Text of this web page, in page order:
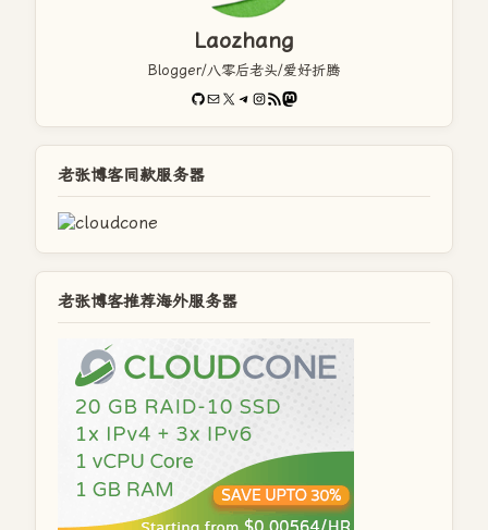
Laozhang
Blogger/八零后老头/爱好折腾
GitHub
电子邮件X Telegram
Instagram
RSS FeedMastodon
老张博客同款服务器
老张博客推荐海外服务器